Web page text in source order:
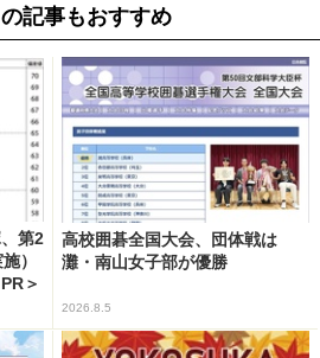
記事もおすすめ
第2
）
＞
高校囲碁全国大会、団体戦は
灘・南山女子部が優勝
2026.8.5